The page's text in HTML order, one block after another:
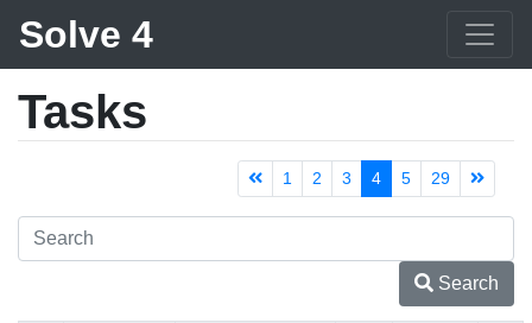
Solve 4
Tasks
1 2 3 4 5 29
Search